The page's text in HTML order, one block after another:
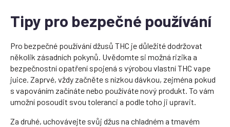
Tipy pro bezpečné používání
Pro bezpečné používání džusů THC je důležité dodržovat
několik zásadních pokynů. Uvědomte si možná rizika a
bezpečnostní opatření spojená s výrobou vlastní THC vape
juice. Zaprvé, vždy začněte s nízkou dávkou, zejména pokud
s vapováním začínáte nebo používáte nový produkt. To vám
umožní posoudit svou toleranci a podle toho ji upravit.
Za druhé, uchovávejte svůj džus na chladném a tmavém